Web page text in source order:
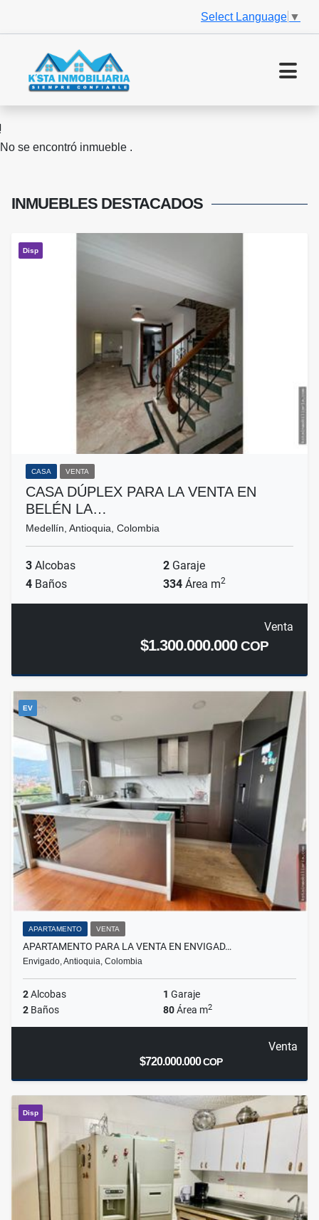
Select Language ▼
No se encontró inmueble .
INMUEBLES DESTACADOS
Disp
CASA VENTA
CASA DÚPLEX PARA LA VENTA EN
BELÉN LA…
Medellín, Antioquia, Colombia
3 Alcobas 2 Garaje
4 Baños 334 Área m2
Venta
$1.300.000.000COP
EV
APARTAMENTO VENTA
APARTAMENTO PARA LA VENTA EN ENVIGAD…
Envigado, Antioquia, Colombia
2Alcobas 1 Garaje
2 Baños 80Área m2
Venta
$720.000.000COP
Disp